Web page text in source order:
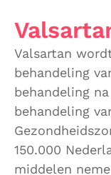
Valsartan
behandeling
behandeling
behandeling
150.000
middelen